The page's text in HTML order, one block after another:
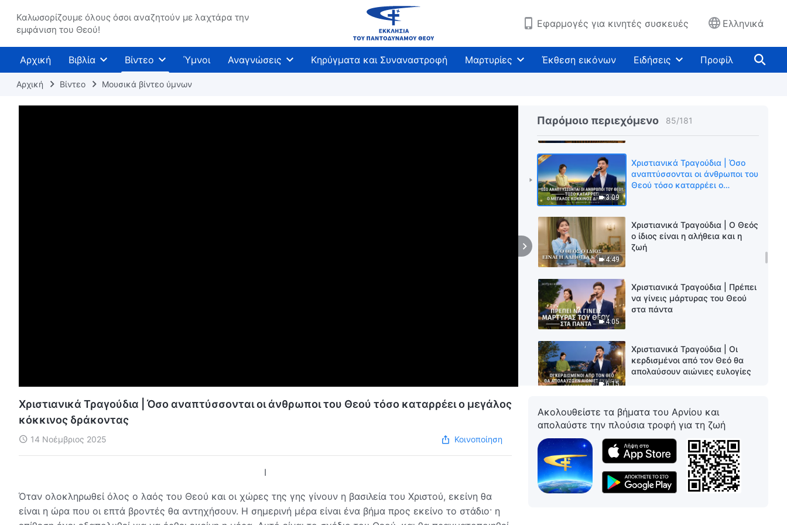
Καλωσορίζουμε όλους όσοι αναζητούν με λαχτάρα την
εμφάνιση του Θεού!
Εφαρμογές για κινητές συσκευές Ελληνικά
Αρχική Βιβλία Βίντεο Ύμνοι Αναγνώσεις Κηρύγματα και Συναναστροφή Μαρτυρίες Έκθεση εικόνων Ειδήσεις Προφίλ
Αρχική Βίντεο Μουσικά βίντεο ύμνων
Παρόμοιο περιεχόμενο 85/181
6:38
άνθρωποι θα πρέπει να
επιδιώκουν να βιώσουν μια
ουσιαστική ζωή
3:23
είναι το φως της σωτηρίας του
ανθρώπου
3:09
Χριστιανικά Τραγούδια | Όσο
αναπτύσσονται οι άνθρωποι του
Θεού τόσο καταρρέει ο
4:49
Χριστιανικά Τραγούδια | Ο Θεός
ο ίδιος είναι η αλήθεια και η
ζωή
4:05
Χριστιανικά Τραγούδια | Πρέπει
να γίνεις μάρτυρας του Θεού
στα πάντα
6:15
Χριστιανικά Τραγούδια | Οι
κερδισμένοι από τον Θεό θα
απολαύσουν αιώνιες ευλογίες
4:29
Χριστιανικά Τραγούδια | Η ζωή
του ανθρώπου υπόκειται
πλήρως στην κυριαρχία του
Θεού
Χριστιανικά Τραγούδια | Οι
προσδοκίες του Θεού για τον
άνθρωπο δεν έχουν αλλάξει
Χριστιανικά Τραγούδια | Όσο αναπτύσσονται οι άνθρωποι του Θεού τόσο καταρρέει ο μεγάλος
κόκκινος δράκοντας
14 Νοέμβριος 2025 Κοινοποίηση
I
Όταν ολοκληρωθεί όλος ο λαός του Θεού και οι χώρες της γης γίνουν η βασιλεία του Χριστού, εκείνη θα
είναι η ώρα που οι επτά βροντές θα αντηχήσουν. Η σημερινή μέρα είναι ένα βήμα προς εκείνο το στάδιο· η
Ακολουθείστε τα βήματα του Αρνίου και
απολαύστε την πλούσια τροφή για τη ζωή